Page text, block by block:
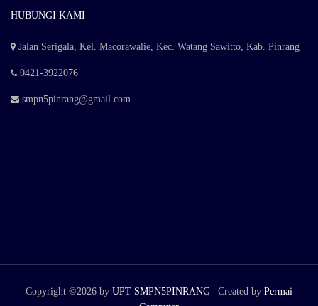
HUBUNGI KAMI
Jalan Serigala, Kel. Macorawalie, Kec. Watang Sawitto, Kab. Pinrang
0421-3922076
smpn5pinrang@gmail.com
Copyright ©2026 by UPT SMPN5PINRANG | Created by Permai